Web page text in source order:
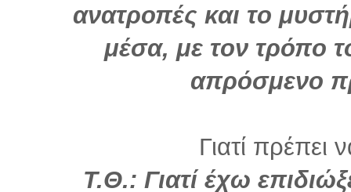
ανατροπές και το
μέσα, με τον τρόπο
απρόσμενο
Γιατί πρέπει
Τ.Θ.: Γιατί έχω